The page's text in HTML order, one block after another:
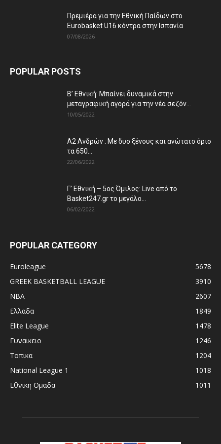
Πρεμιέρα για την Εθνική Παίδων στο
Eurobasket U16 κόντρα στην Ισπανία
07/08/2026
POPULAR POSTS
Β’ Εθνική: Μπαίνει δυναμικά στην
μεταγραφική αγορά για την νέα σεζόν...
10/05/2022
Α2 Ανδρών : Με δυο ξένους και ανώτατο όριο
τα 650...
22/06/2022
Γ’ Εθνική – 5ος Όμιλος: Live από το
Basket247.gr το μεγάλο...
06/02/2022
POPULAR CATEGORY
Euroleague
5678
GREEK BASKETBALL LEAGUE
3910
NBA
2607
Ελλαδα
1849
Elite League
1478
Γυναικειο
1246
Τοπικα
1204
National League 1
1018
Εθνικη Ομαδα
1011